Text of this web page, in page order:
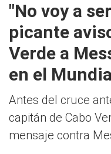
"No voy a
picante
Verde a
en el
Antes del cruce
capitán de Cabo
mensaje contra